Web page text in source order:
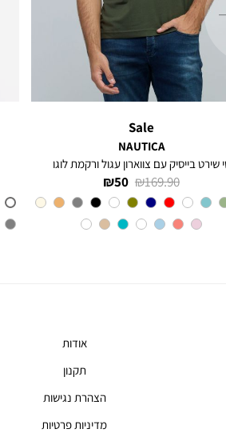
Sale
NAUTICA
שירט בייסיק עם צווארון עגול ורקמת לוגו
מחיר
מוצר
50 ₪
מחיר
רגיל
169.90 ₪
צבע
Olive
אודות
תקנון
הצהרת נגישות
מדיניות פרטיות